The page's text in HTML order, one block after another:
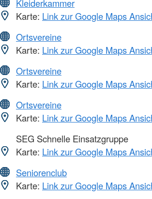
Kleiderkammer
Karte: Link zur Google Maps
Ortsvereine
Karte: Link zur Google Maps
Ortsvereine
Karte: Link zur Google Maps
Ortsvereine
Karte: Link zur Google Maps
SEG Schnelle Einsatzgruppe
Karte: Link zur Google Maps
Seniorenclub
Karte: Link zur Google Maps